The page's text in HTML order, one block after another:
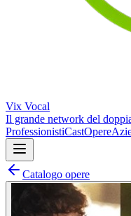
Vix Vocal
Il grande network del
ProfessionistiCastOpere
Catalogo opere